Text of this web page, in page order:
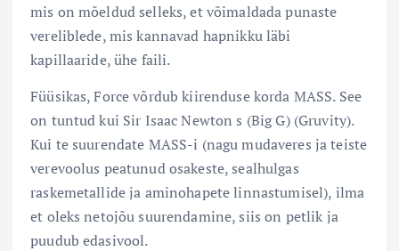
mis on mõeldud selleks, et võimaldada punaste
vereliblede, mis kannavad hapnikku läbi
kapillaaride, ühe faili.
Füüsikas, Force võrdub kiirenduse korda MASS. See
on tuntud kui Sir Isaac Newton s (Big G) (Gruvity).
Kui te suurendate MASS-i (nagu mudaveres ja teiste
verevoolus peatunud osakeste, sealhulgas
raskemetallide ja aminohapete linnastumisel), ilma
et oleks netojõu suurendamine, siis on petlik ja
puudub edasivool.